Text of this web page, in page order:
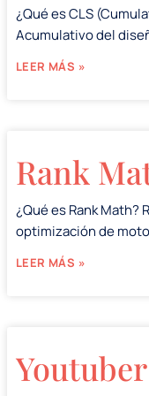
¿Qué es CLS
Acumulativo del
LEER MÁS »
Rank
¿Qué es Rank Math?
optimización de
LEER MÁS »
Youtuber